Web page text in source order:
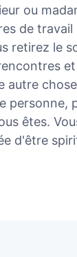
ou
de travail
retirez le
autre
personne,
êtes.
d'être